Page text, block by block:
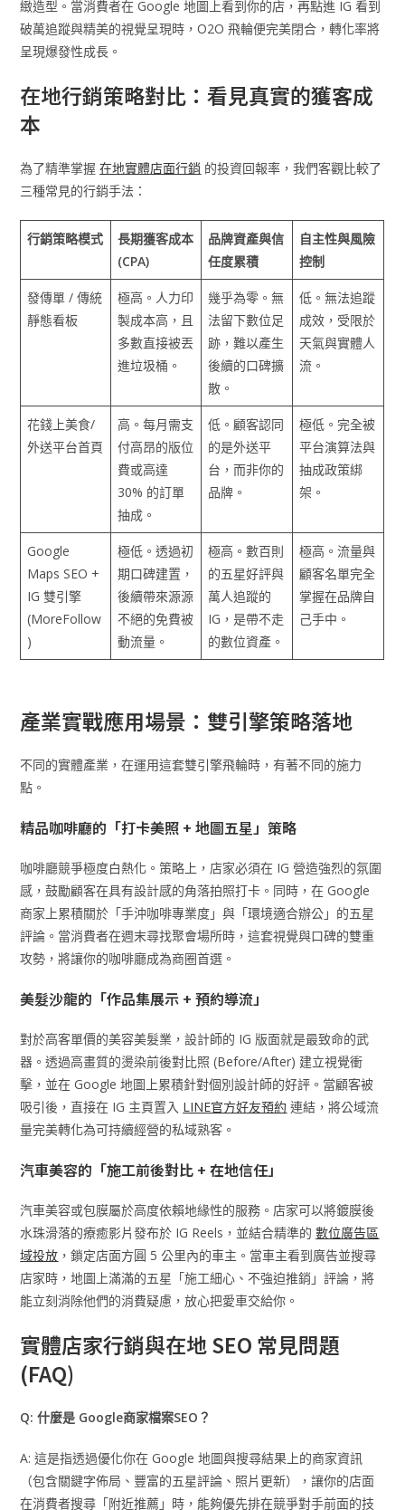
緻造型。當消費者在 Google 地圖上看到你的店，再點進 IG 看到
破萬追蹤與精美的視覺呈現時，O2O 飛輪便完美閉合，轉化率將
呈現爆發性成長。
在地行銷策略對比：看見真實的獲客成
本
為了精準掌握在地實體店面行銷 的投資回報率，我們客觀比較了
三種常見的行銷手法：
行銷策略模式
長期獲客成本
(CPA)
品牌資產與信
任度累積
自主性與風險
控制
發傳單 / 傳統
靜態看板
極高。人力印
製成本高，且
多數直接被丟
進垃圾桶。
幾乎為零。無
法留下數位足
跡，難以產生
後續的口碑擴
散。
低。無法追蹤
成效，受限於
天氣與實體人
流。
花錢上美食/
外送平台首頁
高。每月需支
付高昂的版位
費或高達
30% 的訂單
抽成。
低。顧客認同
的是外送平
台，而非你的
品牌。
極低。完全被
平台演算法與
抽成政策綁
架。
Google
Maps SEO +
IG 雙引擎
(MoreFollow
)
極低。透過初
期口碑建置，
後續帶來源源
不絕的免費被
動流量。
極高。數百則
的五星好評與
萬人追蹤的
IG，是帶不走
的數位資產。
極高。流量與
顧客名單完全
掌握在品牌自
己手中。
產業實戰應用場景：雙引擎策略落地
不同的實體產業，在運用這套雙引擎飛輪時，有著不同的施力
點。
精品咖啡廳的「打卡美照 + 地圖五星」策略
咖啡廳競爭極度白熱化。策略上，店家必須在 IG 營造強烈的氛圍
感，鼓勵顧客在具有設計感的角落拍照打卡。同時，在 Google
商家上累積關於「手沖咖啡專業度」與「環境適合辦公」的五星
評論。當消費者在週末尋找聚會場所時，這套視覺與口碑的雙重
攻勢，將讓你的咖啡廳成為商圈首選。
美髮沙龍的「作品集展示 + 預約導流」
對於高客單價的美容美髮業，設計師的 IG 版面就是最致命的武
器。透過高畫質的燙染前後對比照 (Before/After) 建立視覺衝
擊，並在 Google 地圖上累積針對個別設計師的好評。當顧客被
吸引後，直接在 IG 主頁置入 LINE官方好友預約 連結，將公域流
量完美轉化為可持續經營的私域熟客。
汽車美容的「施工前後對比 + 在地信任」
汽車美容或包膜屬於高度依賴地緣性的服務。店家可以將鍍膜後
水珠滑落的療癒影片發布於 IG Reels，並結合精準的數位廣告區
域投放 ，鎖定店面方圓 5 公里內的車主。當車主看到廣告並搜尋
店家時，地圖上滿滿的五星「施工細心、不強迫推銷」評論，將
能立刻消除他們的消費疑慮，放心把愛車交給你。
實體店家行銷與在地 SEO 常見問題
(FAQ)
Q: 什麼是 Google商家檔案SEO？
A: 這是指透過優化你在 Google 地圖與搜尋結果上的商家資訊
（包含關鍵字佈局、豐富的五星評論、照片更新），讓你的店面
在消費者搜尋「附近推薦」時，能夠優先排在競爭對手前面的技